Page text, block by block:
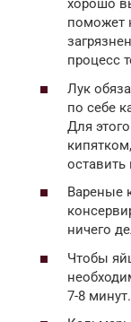
хорошо
поможет
процесс
Лук
по себе
Для
оставить
Вареные
ничего
Чтобы
7-8 минут.